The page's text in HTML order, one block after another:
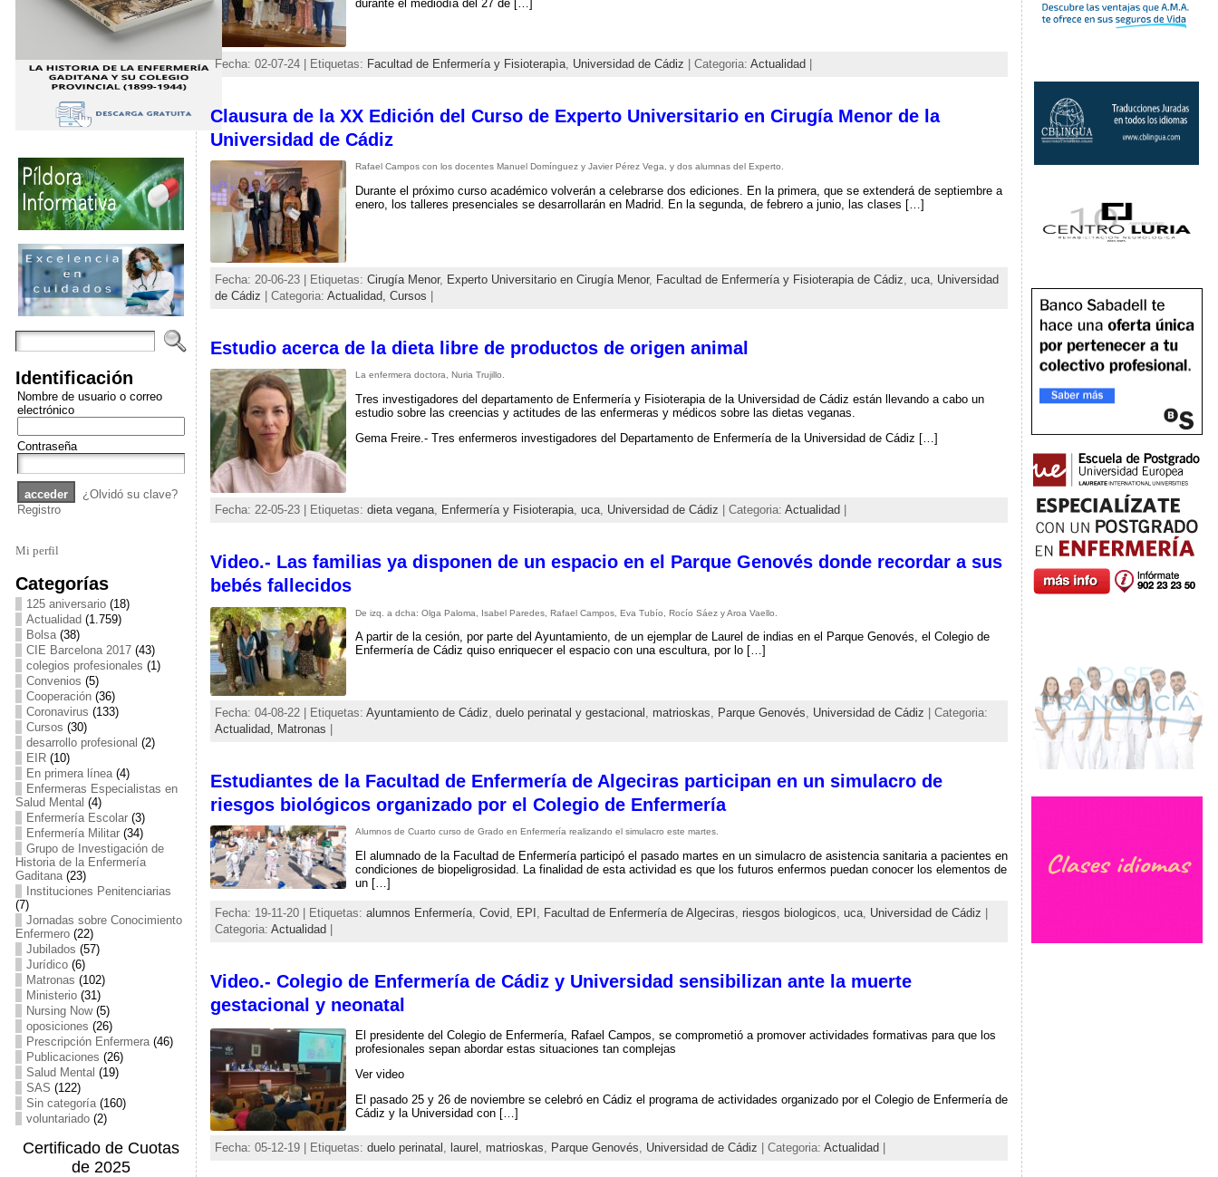
Identificación
Nombre de usuario o correo
electrónico
Contraseña
¿Olvidó su clave?
Registro
Mi perfil
Categorías
125 aniversario(18)
Actualidad (1.759)
Bolsa(38)
CIE Barcelona 2017(43)
colegios profesionales (1)
Convenios (5)
Cooperación(36)
Coronavirus (133)
Cursos (30)
desarrollo profesional (2)
EIR(10)
En primera línea(4)
Enfermeras Especialistas en
Salud Mental (4)
Enfermería Escolar(3)
Enfermería Militar(34)
Grupo de Investigación de
Historia de la Enfermería
Gaditana(23)
Instituciones Penitenciarias
(7)
Jornadas sobre Conocimiento
Enfermero(22)
Jubilados (57)
Jurídico(6)
Matronas (102)
Ministerio(31)
Nursing Now(5)
oposiciones (26)
Prescripción Enfermera(46)
Publicaciones (26)
Salud Mental (19)
SAS (122)
Sin categoría(160)
voluntariado(2)
Certificado de Cuotas
de 2025
durante el mediodía del 27 de […]
Fecha: 02-07-24 | Etiquetas: Facultad de Enfermería y Fisioterapìa, Universidad de Cádiz | Categoria: Actualidad
Clausura de la XX Edición del Curso de Experto Universitario en Cirugía Menor de la
Universidad de Cádiz
Rafael Campos con los docentes Manuel Domínguez y Javier Pérez Vega, y dos alumnas del Experto.
Durante el próximo curso académico volverán a celebrarse dos ediciones. En la primera, que se extenderá de septiembre a
enero, los talleres presenciales se desarrollarán en Madrid. En la segunda, de febrero a junio, las clases […]
Fecha: 20-06-23 | Etiquetas: Cirugía Menor, Experto Universitario en Cirugía Menor, Facultad de Enfermería y Fisioterapia de Cádiz, uca, Universidad
de Cádiz | Categoria: Actualidad, Cursos
Estudio acerca de la dieta libre de productos de origen animal
La enfermera doctora, Nuria Trujillo.
Tres investigadores del departamento de Enfermería y Fisioterapia de la Universidad de Cádiz están llevando a cabo un
estudio sobre las creencias y actitudes de las enfermeras y médicos sobre las dietas veganas.
Gema Freire.- Tres enfermeros investigadores del Departamento de Enfermería de la Universidad de Cádiz […]
Fecha: 22-05-23 | Etiquetas: dieta vegana, Enfermería y Fisioterapia, uca, Universidad de Cádiz | Categoria: Actualidad
Video.- Las familias ya disponen de un espacio en el Parque Genovés donde recordar a sus
bebés fallecidos
De izq. a dcha: Olga Paloma, Isabel Paredes, Rafael Campos, Eva Tubío, Rocío Sáez y Aroa Vaello.
A partir de la cesión, por parte del Ayuntamiento, de un ejemplar de Laurel de indias en el Parque Genovés, el Colegio de
Enfermería de Cádiz quiso enriquecer el espacio con una escultura, por lo […]
Fecha: 04-08-22 | Etiquetas: Ayuntamiento de Cádiz duelo perinatal y gestacional matrioskas Parque Genovés Universidad de Cádiz | Categoria:
Actualidad, Matronas |
Estudiantes de la Facultad de Enfermería de Algeciras participan en un simulacro de
riesgos biológicos organizado por el Colegio de Enfermería
Alumnos de Cuarto curso de Grado en Enfermería realizando el simulacro este martes.
El alumnado de la Facultad de Enfermería participó el pasado martes en un simulacro de asistencia sanitaria a pacientes en
condiciones de biopeligrosidad. La finalidad de esta actividad es que los futuros enfermos puedan conocer los elementos de
un […]
Fecha: 19-11-20 | Etiquetas: alumnos Enfermería, Covid, EPI , Facultad de Enfermería de Algeciras, riesgos biologicos, uca, Universidad de Cádiz
Categoria: Actualidad
Video.- Colegio de Enfermería de Cádiz y Universidad sensibilizan ante la muerte
gestacional y neonatal
El presidente del Colegio de Enfermería, Rafael Campos, se comprometió a promover actividades formativas para que los
profesionales sepan abordar estas situaciones tan complejas
Ver video
El pasado 25 y 26 de noviembre se celebró en Cádiz el programa de actividades organizado por el Colegio de Enfermería de
Cádiz y la Universidad con […]
Fecha: 05-12-19 | Etiquetas: duelo perinatal , laurel , matrioskas, Parque Genovés, Universidad de Cádiz | Categoria: Actualidad